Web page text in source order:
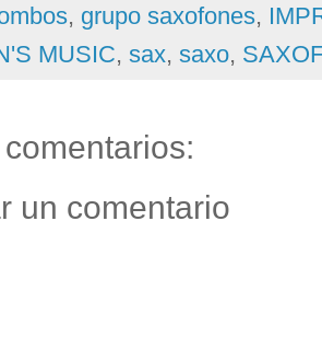
, grupo saxofones,
MUSIC, sax, saxo,
un comentario